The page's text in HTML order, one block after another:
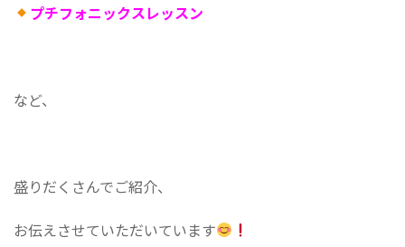
プチフォニックスレッスン
など、
盛りだくさんでご紹介、
お伝えさせていただいています